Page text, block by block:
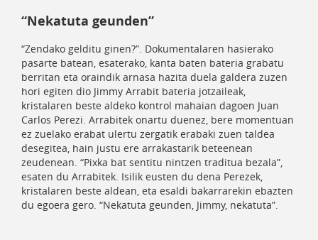
“Nekatuta geunden”
“Zendako gelditu ginen?”. Dokumentalaren hasierako
pasarte batean, esaterako, kanta baten bateria grabatu
berritan eta oraindik arnasa hazita duela galdera zuzen
hori egiten dio Jimmy Arrabit bateria jotzaileak,
kristalaren beste aldeko kontrol mahaian dagoen Juan
Carlos Perezi. Arrabitek onartu duenez, bere momentuan
ez zuelako erabat ulertu zergatik erabaki zuen taldea
desegitea, hain justu ere arrakastarik beteenean
zeudenean. “Pixka bat sentitu nintzen traditua bezala”,
esaten du Arrabitek. Isilik eusten du dena Perezek,
kristalaren beste aldean, eta esaldi bakarrarekin ebazten
du egoera gero. “Nekatuta geunden, Jimmy, nekatuta”.